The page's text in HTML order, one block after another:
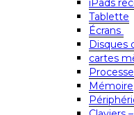
iPads
Tablette
Écrans
Disques
cartes
Mémoire